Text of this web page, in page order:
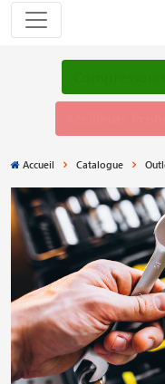
Accueil Catalogue